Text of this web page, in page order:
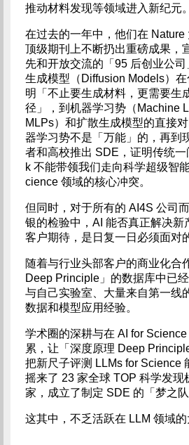
推动材料发现等领域进入新纪元。
在过去的一年中，他们在 Nature
顶级期刊上不断扔出重磅成果，
先和开放交流的「95 后创业公
生成模型（Diffusion Models）
明「不止要生成材料，更需要生
径」，到机器学习势（Machine
MLPs）和扩散生成模型的直接
器学习势不是「万能」的，再到
者和高校推出 SDE，证明传统
k 不能带领我们走向科学超级智
cience 领域的核心冲突。
但同时，对于所有的 AI4S 公司
银的检验中，AI 能否真正解决新
客户期待，是日复一日必须面对
随着与行业头部客户的商业化合
Deep Principle」的数据库中已
与自己实验室、大量来自第一线
数据和模型应用经验。
学术圈的深耕与在 AI for
累，让「深度原理 Deep
把新尺子评测 LLMs for Science
摇来了 23 家全球 TOP 科学发现
家，成立了制定 SDE 的「梦之队
这其中，不乏活跃在 LLM 领域的